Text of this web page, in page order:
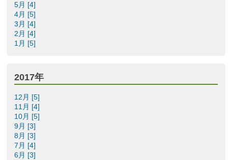
5月 [4]
4月 [5]
3月 [4]
2月 [4]
1月 [5]
2017年
12月 [5]
11月 [4]
10月 [5]
9月 [3]
8月 [3]
7月 [4]
6月 [3]